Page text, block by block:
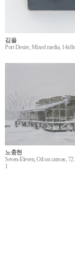
김을
Port Desire, Mixed media,
노충현
Seven-Eleven, Oil on canvas,
1